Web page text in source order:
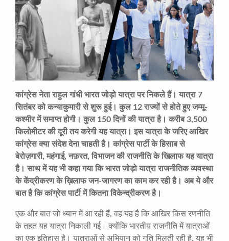
कांग्रेस नेता राहुल गांधी भारत जोड़ो यात्रा पर निकले हैं। यात्रा 7
सितंबर को कन्याकुमारी से शुरू हुई। कुल 12 राज्यों से होते हुए जम्मू-
कश्मीर में समाप्त होगी। कुल 150 दिनों की यात्रा है। करीब 3,500
किलोमीटर की दूरी तय करेगी यह यात्रा। इस यात्रा के जरिए आखिर
कांग्रेस क्या संदेश देना चाहती है। कांग्रेस पार्टी के हिसाब से
बेरोज़गारी, महंगाई, नफ़रत, विभाजन की राजनीति के खिलाफ यह यात्रा
है। साथ में यह भी कहा गया कि भारत जोड़ो यात्रा राजनीतिक व्यवस्था
के केंद्रीकरण के ख़िलाफ जन-जागरण का काम कर रही है। अब ये और
बात है कि कांग्रेस पार्टी में कितना विकेन्द्रीकरण है।
एक और बात जो ध्यान में आ रही हैं, वह यह है कि आखिर किस रणनीति
के तहत यह यात्रा निकाली गई। क्योंकि भारतीय राजनीति में यात्राओं
का एक इतिहास है। यात्राओं से अभियान को गति मिलती रही है, यह भी